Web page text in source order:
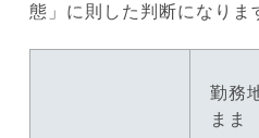
態」に則した判断になりま
勤務
まま